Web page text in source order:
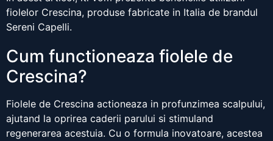
fiolelor Crescina, produse fabricate in Italia de brandul
Sereni Capelli.
Cum functioneaza fiolele de
Crescina?
Fiolele de Crescina actioneaza in profunzimea scalpului,
ajutand la oprirea caderii parului si stimuland
regenerarea acestuia. Cu o formula inovatoare, acestea